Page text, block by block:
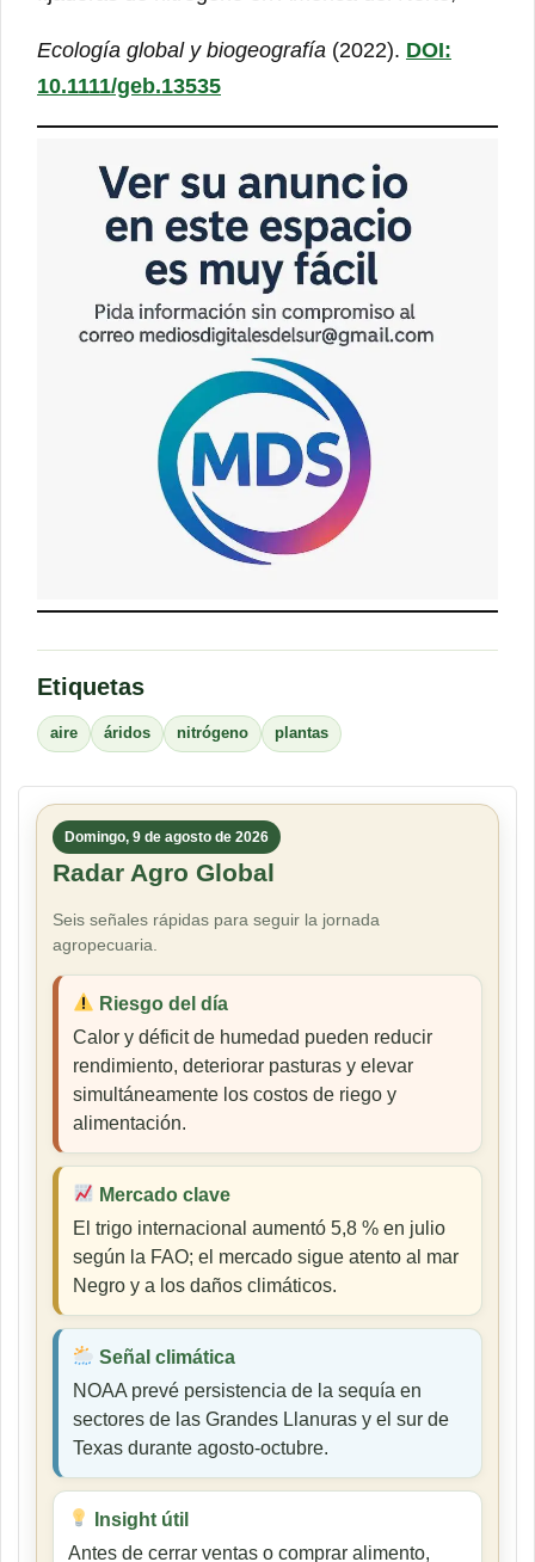
Ecología global y biogeografía (2022). DOI:
10.1111/geb.13535
Etiquetas
aire áridos nitrógeno plantas
Domingo, 9 de agosto de 2026
Radar Agro Global
Seis señales rápidas para seguir la jornada
agropecuaria.
Riesgo del día
Calor y déficit de humedad pueden reducir
rendimiento, deteriorar pasturas y elevar
simultáneamente los costos de riego y
alimentación.
Mercado clave
El trigo internacional aumentó 5,8 % en julio
según la FAO; el mercado sigue atento al mar
Negro y a los daños climáticos.
Señal climática
NOAA prevé persistencia de la sequía en
sectores de las Grandes Llanuras y el sur de
Texas durante agosto-octubre.
Insight útil
Antes de cerrar ventas o comprar alimento,